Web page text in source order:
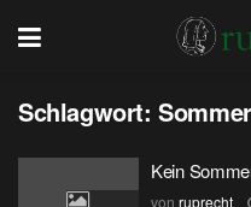
Schlagwort:
Kein
von ruprecht